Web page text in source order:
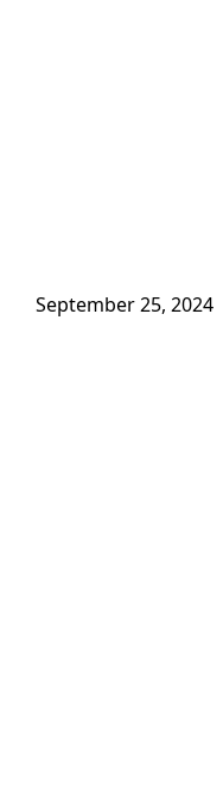
September 25, 2024